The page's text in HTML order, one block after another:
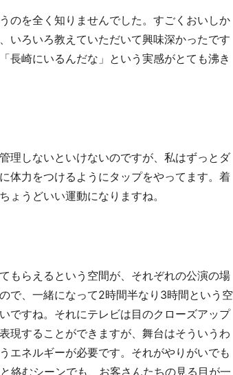
のを全く知りませんでした。すごくおいしか
いろいろ教えていただいて興味深かったです
長崎にいるんだな」という実感がとても沸き
理しないといけないのですが、私はずっとダ
体力をつけるようにタップをやってます。着
うどいい運動になりますね。
もらえるという空間が、それぞれの公演の場
で、一緒になって2時間半なり3時間という空
ですね。それにテレビは目のクローズアップ
現することができますが、舞台はそういうわ
エネルギーが必要です。それがやりがいでも
絡むシーンでも、お客さんたちの見る目が一